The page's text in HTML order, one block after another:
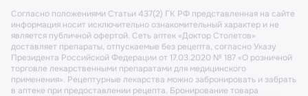
Согласно положениями Статьи 437(2) ГК РФ представленная на сайте
информация носит исключительно ознакомительный характер и не
является публичной офертой. Сеть аптек «Доктор Столетов»
доставляет препараты, отпускаемые без рецепта, согласно Указу
Президента Российской Федерации от 17.03.2020 № 187 «О розничной
торговле лекарственными препаратами для медицинского
применения». Рецептурные лекарства можно забронировать и забрать
в аптеке при предоставлении рецепта. Бронирование товара